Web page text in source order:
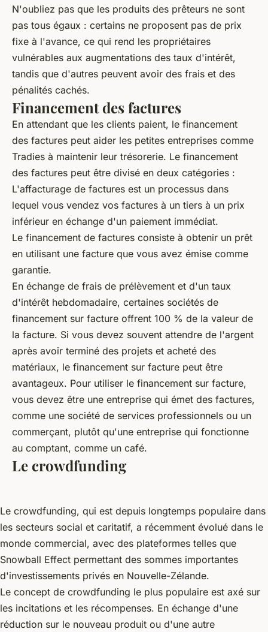
N'oubliez pas que les produits des prêteurs ne sont
pas tous égaux : certains ne proposent pas de prix
fixe à l'avance, ce qui rend les propriétaires
vulnérables aux augmentations des taux d'intérêt,
tandis que d'autres peuvent avoir des frais et des
pénalités cachés.
Financement des factures
En attendant que les clients paient, le financement
des factures peut aider les petites entreprises comme
Tradies à maintenir leur trésorerie. Le financement
des factures peut être divisé en deux catégories :
L'affacturage de factures est un processus dans
lequel vous vendez vos factures à un tiers à un prix
inférieur en échange d'un paiement immédiat.
Le financement de factures consiste à obtenir un prêt
en utilisant une facture que vous avez émise comme
garantie.
En échange de frais de prélèvement et d'un taux
d'intérêt hebdomadaire, certaines sociétés de
financement sur facture offrent 100 % de la valeur de
la facture. Si vous devez souvent attendre de l'argent
après avoir terminé des projets et acheté des
matériaux, le financement sur facture peut être
avantageux. Pour utiliser le financement sur facture,
vous devez être une entreprise qui émet des factures,
comme une société de services professionnels ou un
commerçant, plutôt qu'une entreprise qui fonctionne
au comptant, comme un café.
Le crowdfunding
Le crowdfunding, qui est depuis longtemps populaire dans
les secteurs social et caritatif, a récemment évolué dans le
monde commercial, avec des plateformes telles que
Snowball Effect permettant des sommes importantes
d'investissements privés en Nouvelle-Zélande.
Le concept de crowdfunding le plus populaire est axé sur
les incitations et les récompenses. En échange d'une
réduction sur le nouveau produit ou d'une autre